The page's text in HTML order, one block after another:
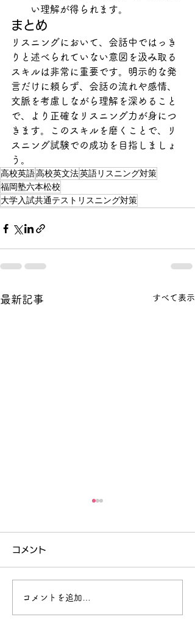
い理解が得られます。
まとめ
リスニングにおいて、会話中ではっき
りと述べられていない意図を汲み取る
スキルは非常に重要です。明示的な発
言だけに頼らず、会話の流れや感情、
文脈を考慮しながら理解を深めること
で、より正確なリスニング力が身につ
きます。このスキルを磨くことで、リ
スニング試験での成功を目指しましょ
う。
高校英語高校英文法英語リスニング対策
福岡塾六本松校
大学入試共通テストリスニング対策
最新記事 すべて表示
中高一貫校定期テスト対
コメント
コメントを追加…